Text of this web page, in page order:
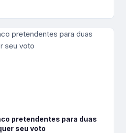
pretendentes para duas
seu voto